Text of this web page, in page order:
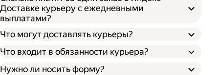
Доставке курьеру с ежедневными
выплатами?
Что могут доставлять курьеры?
Что входит в обязанности курьера?
Нужно ли носить форму?